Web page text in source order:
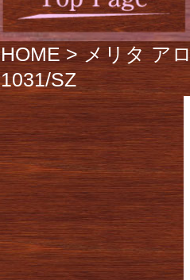
HOME > メリタ ア
1031/SZ